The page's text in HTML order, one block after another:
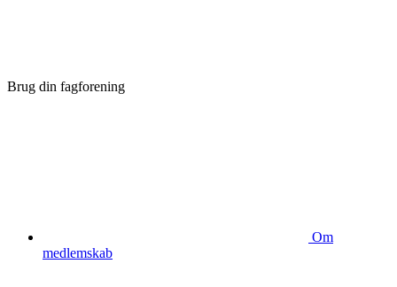
Brug din fagforening
Om
medlemskab